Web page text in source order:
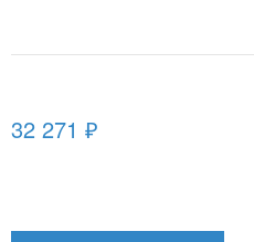
32 271 ₽